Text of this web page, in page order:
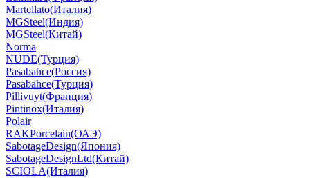
Martellato(Италия)
MGSteel(Индия)
MGSteel(Китай)
Norma
NUDE(Турция)
Pasabahce(Россия)
Pasabahce(Турция)
Pillivuyt(Франция)
Pintinox(Италия)
Polair
RAKPorcelain(ОАЭ)
SabotageDesign(Япония)
SabotageDesignLtd(Китай)
SCIOLA(Италия)